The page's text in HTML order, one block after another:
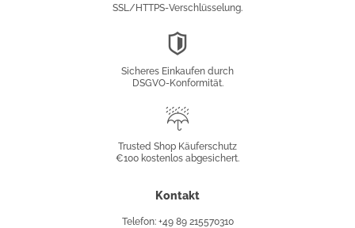
SSL/HTTPS-Verschlüsselung.
Sicheres Einkaufen durch
DSGVO-Konformität.
Käuferschutz
Trusted Shop Käuferschutz
€100 kostenlos abgesichert.
Kontakt
Telefon: +49 89 215570310